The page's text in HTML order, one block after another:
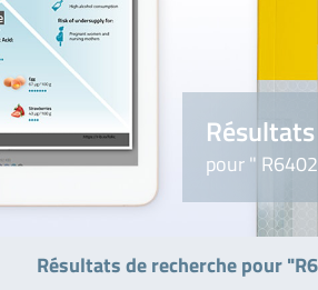
pour "
Résultats de recherche pour